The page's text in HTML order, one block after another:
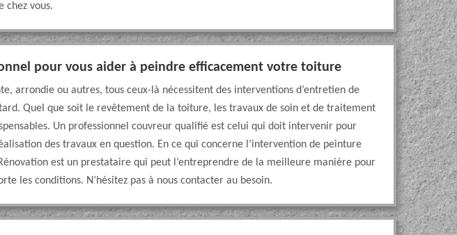
chez vous.
pour vous aider à peindre efficacement votre toiture
arrondie ou autres, tous ceux-là nécessitent des interventions d’entretien de
Quel que soit le revêtement de la toiture, les travaux de soin et de traitement
Un professionnel couvreur qualifié est celui qui doit intervenir pour
des travaux en question. En ce qui concerne l’intervention de peinture
est un prestataire qui peut l’entreprendre de la meilleure manière pour
les conditions. N’hésitez pas à nous contacter au besoin.